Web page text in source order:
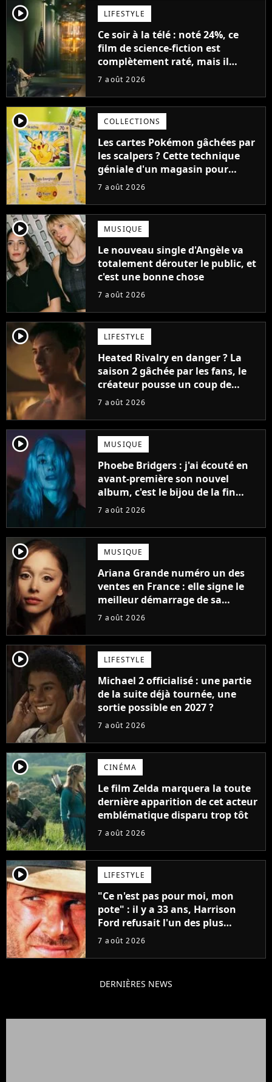
player2 LIFESTYLE
Ce soir à la télé : noté 24%, ce
film de science-fiction est
complètement raté, mais il
aurait pu être encore pire à
7 août 2026
player2 COLLECTIONS
Les cartes Pokémon gâchées par
les scalpers ? Cette technique
géniale d'un magasin pour
ruiner les revendeurs
7 août 2026
player2 MUSIQUE
Le nouveau single d'Angèle va
totalement dérouter le public, et
c'est une bonne chose
7 août 2026
player2 LIFESTYLE
Heated Rivalry en danger ? La
saison 2 gâchée par les fans, le
créateur pousse un coup de
gueule
7 août 2026
player2 MUSIQUE
Phoebe Bridgers : j'ai écouté en
avant-première son nouvel
album, c'est le bijou de la fin
d'été
7 août 2026
player2 MUSIQUE
Ariana Grande numéro un des
ventes en France : elle signe le
meilleur démarrage de sa
carrière avec son album Petal
7 août 2026
player2 LIFESTYLE
Michael 2 officialisé : une partie
de la suite déjà tournée, une
sortie possible en 2027 ?
7 août 2026
player2 CINÉMA
Le film Zelda marquera la toute
dernière apparition de cet acteur
emblématique disparu trop tôt
7 août 2026
player2 LIFESTYLE
"Ce n'est pas pour moi, mon
pote" : il y a 33 ans, Harrison
Ford refusait l'un des plus
grands succès de tous les temps
7 août 2026
DERNIÈRES NEWS